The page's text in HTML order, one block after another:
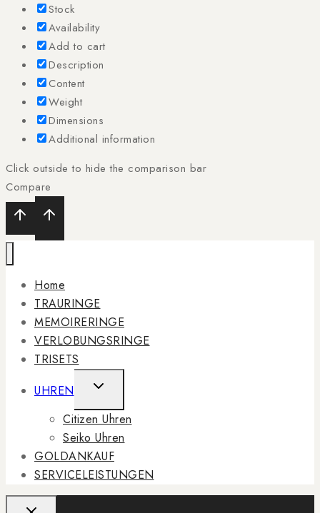
Stock
Availability
Add to cart
Description
Content
Weight
Dimensions
Additional information
Click outside to hide the comparison bar
Compare
Home
TRAURINGE
MEMOIRERINGE
VERLOBUNGSRINGE
TRISETS
UHREN
TOGGLE
CHILD
MENU
Citizen Uhren
Seiko Uhren
GOLDANKAUF
SERVICELEISTUNGEN